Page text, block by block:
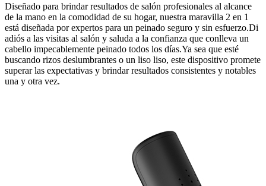
Diseñado para brindar resultados de salón profesionales al alcance
de la mano en la comodidad de su hogar, nuestra maravilla 2 en 1
está diseñada por expertos para un peinado seguro y sin esfuerzo.Di
adiós a las visitas al salón y saluda a la confianza que conlleva un
cabello impecablemente peinado todos los días.Ya sea que esté
buscando rizos deslumbrantes o un liso liso, este dispositivo promete
superar las expectativas y brindar resultados consistentes y notables
una y otra vez.